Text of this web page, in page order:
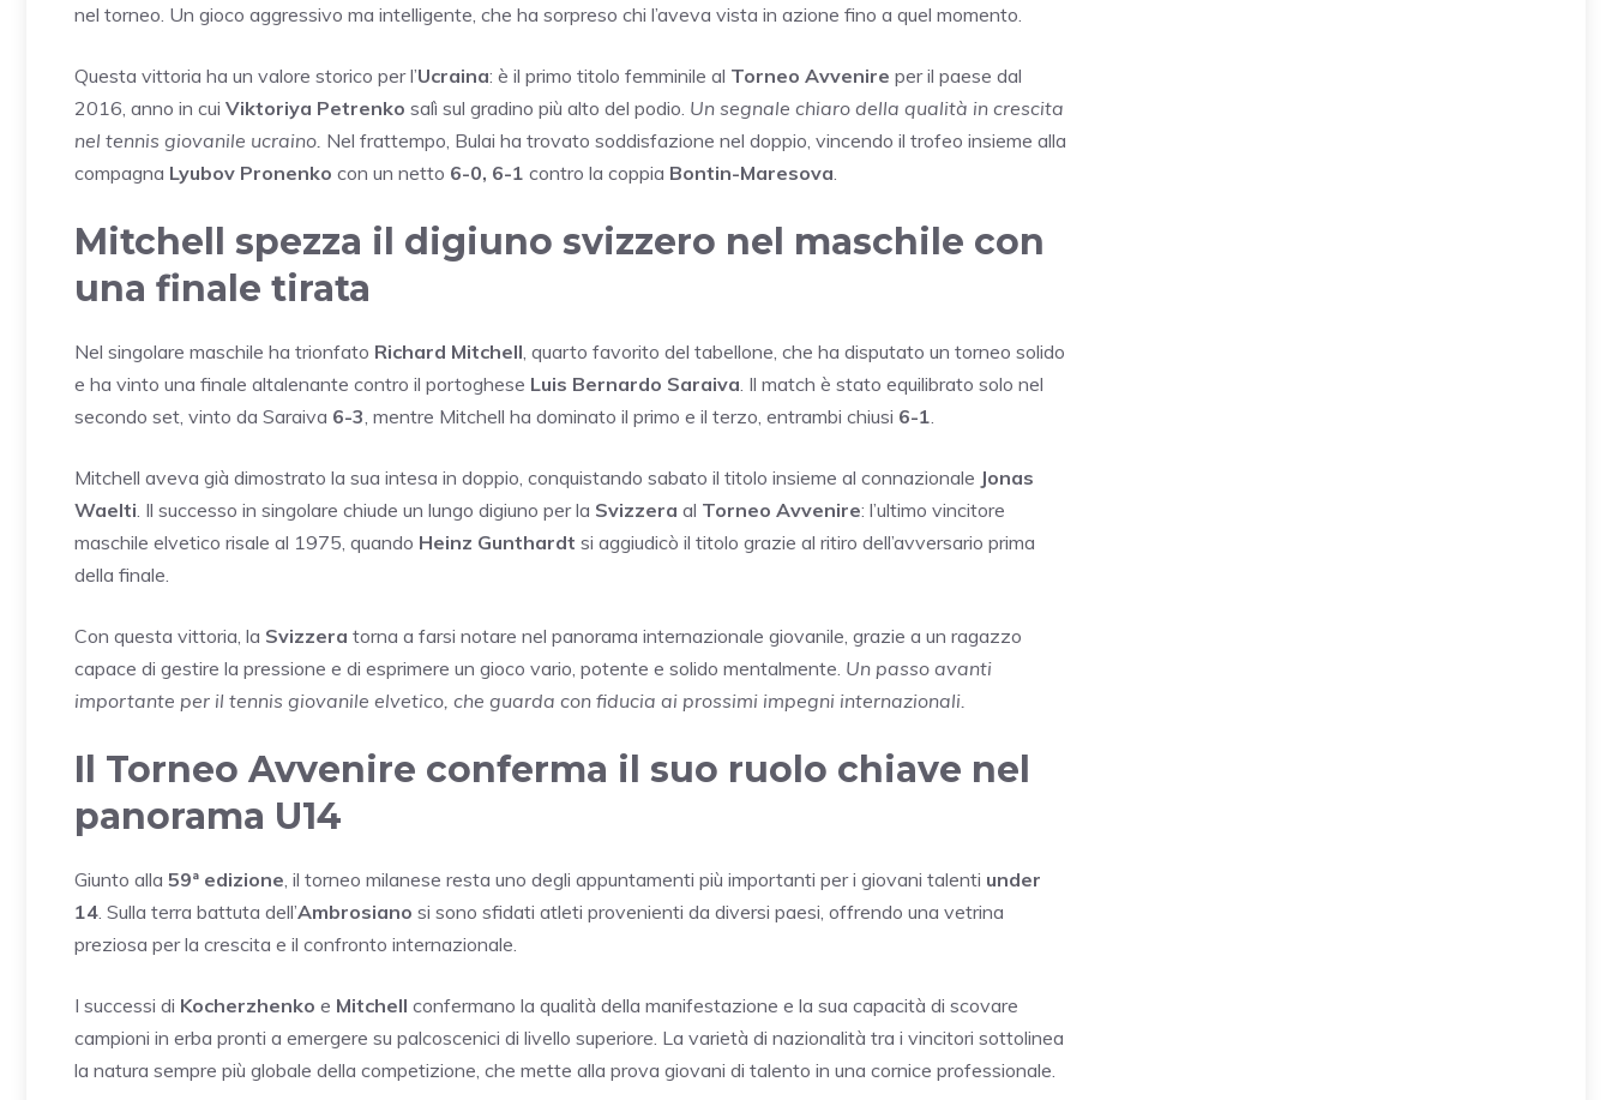
nel torneo. Un gioco aggressivo ma intelligente, che ha sorpreso chi l’aveva vista in azione fino a quel momento.
Questa vittoria ha un valore storico per l’Ucraina: è il primo titolo femminile al Torneo Avvenire per il paese dal
2016, anno in cui Viktoriya Petrenko salì sul gradino più alto del podio. Un segnale chiaro della qualità in crescita
nel tennis giovanile ucraino. Nel frattempo, Bulai ha trovato soddisfazione nel doppio, vincendo il trofeo insieme alla
compagna Lyubov Pronenko con un netto 6-0, 6-1 contro la coppia Bontin-Maresova
Mitchell spezza il digiuno svizzero nel maschile con
una finale tirata
Nel singolare maschile ha trionfato Richard Mitchell , quarto favorito del tabellone, che ha disputato un torneo solido
e ha vinto una finale altalenante contro il portoghese Luis Bernardo Saraiva . Il match è stato equilibrato solo nel
secondo set, vinto da Saraiva 6-3 , mentre Mitchell ha dominato il primo e il terzo, entrambi chiusi 6-1
Mitchell aveva già dimostrato la sua intesa in doppio, conquistando sabato il titolo insieme al connazionale Jonas
Waelti . Il successo in singolare chiude un lungo digiuno per la Svizzera al Torneo Avvenire: l’ultimo vincitore
maschile elvetico risale al 1975, quando Heinz Gunthardt si aggiudicò il titolo grazie al ritiro dell’avversario prima
della finale.
Con questa vittoria, la Svizzera torna a farsi notare nel panorama internazionale giovanile, grazie a un ragazzo
capace di gestire la pressione e di esprimere un gioco vario, potente e solido mentalmente. Un passo avanti
importante per il tennis giovanile elvetico, che guarda con fiducia ai prossimi impegni internazionali.
Il Torneo Avvenire conferma il suo ruolo chiave nel
panorama U14
Giunto alla 59ª edizione , il torneo milanese resta uno degli appuntamenti più importanti per i giovani talenti under
14 . Sulla terra battuta dell’Ambrosiano si sono sfidati atleti provenienti da diversi paesi, offrendo una vetrina
preziosa per la crescita e il confronto internazionale.
I successi di Kocherzhenko e Mitchell confermano la qualità della manifestazione e la sua capacità di scovare
campioni in erba pronti a emergere su palcoscenici di livello superiore. La varietà di nazionalità tra i vincitori sottolinea
la natura sempre più globale della competizione, che mette alla prova giovani di talento in una cornice professionale.